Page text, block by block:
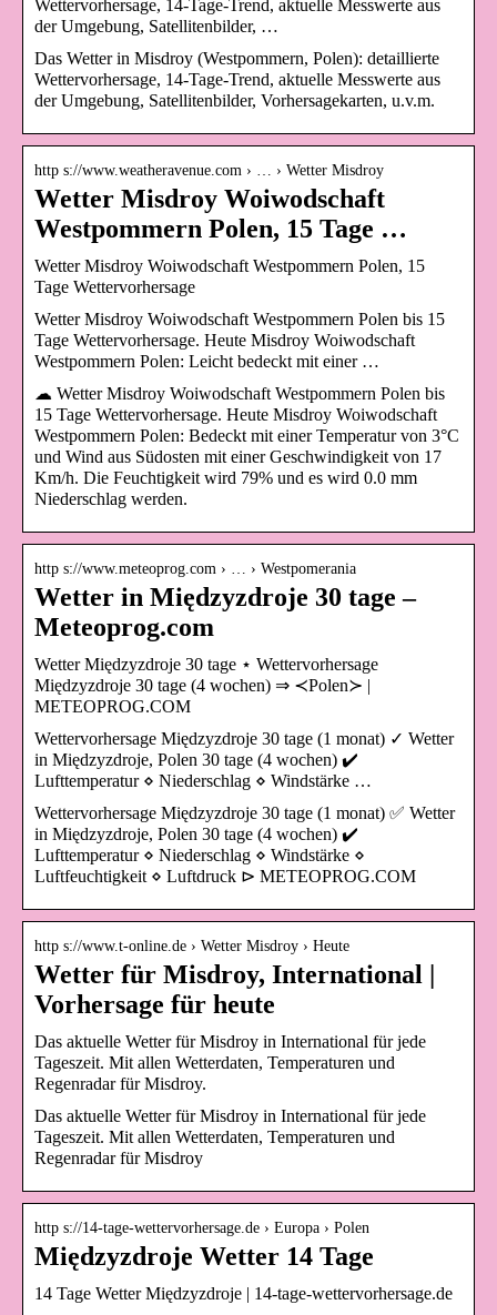
Wettervorhersage, 14-Tage-Trend, aktuelle Messwerte aus
der Umgebung, Satellitenbilder, …
Das Wetter in Misdroy (Westpommern, Polen): detaillierte
Wettervorhersage, 14-Tage-Trend, aktuelle Messwerte aus
der Umgebung, Satellitenbilder, Vorhersagekarten, u.v.m.
http s://www.weatheravenue.com › … › Wetter Misdroy
Wetter Misdroy Woiwodschaft
Westpommern Polen, 15 Tage …
Wetter Misdroy Woiwodschaft Westpommern Polen, 15
Tage Wettervorhersage
Wetter Misdroy Woiwodschaft Westpommern Polen bis 15
Tage Wettervorhersage. Heute Misdroy Woiwodschaft
Westpommern Polen: Leicht bedeckt mit einer …
☁ Wetter Misdroy Woiwodschaft Westpommern Polen bis
15 Tage Wettervorhersage. Heute Misdroy Woiwodschaft
Westpommern Polen: Bedeckt mit einer Temperatur von 3°C
und Wind aus Südosten mit einer Geschwindigkeit von 17
Km/h. Die Feuchtigkeit wird 79% und es wird 0.0 mm
Niederschlag werden.
http s://www.meteoprog.com › … › Westpomerania
Wetter in Międzyzdroje 30 tage –
Meteoprog.com
Wetter Międzyzdroje 30 tage ⋆ Wettervorhersage
Międzyzdroje 30 tage (4 wochen) ⇒ ≺Polen≻ |
METEOPROG.COM
Wettervorhersage Międzyzdroje 30 tage (1 monat) ✓ Wetter
in Międzyzdroje, Polen 30 tage (4 wochen) ✔️
Lufttemperatur ⋄ Niederschlag ⋄ Windstärke …
Wettervorhersage Międzyzdroje 30 tage (1 monat) ✅ Wetter
in Międzyzdroje, Polen 30 tage (4 wochen) ✔️
Lufttemperatur ⋄ Niederschlag ⋄ Windstärke ⋄
Luftfeuchtigkeit ⋄ Luftdruck ⊳ METEOPROG.COM
http s://www.t-online.de › Wetter Misdroy › Heute
Wetter für Misdroy, International |
Vorhersage für heute
Das aktuelle Wetter für Misdroy in International für jede
Tageszeit. Mit allen Wetterdaten, Temperaturen und
Regenradar für Misdroy.
Das aktuelle Wetter für Misdroy in International für jede
Tageszeit. Mit allen Wetterdaten, Temperaturen und
Regenradar für Misdroy
http s://14-tage-wettervorhersage.de › Europa › Polen
Międzyzdroje Wetter 14 Tage
14 Tage Wetter Międzyzdroje | 14-tage-wettervorhersage.de